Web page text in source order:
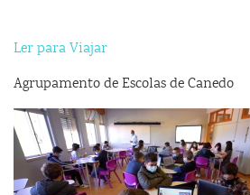
Ler para Viajar
Agrupamento de Escolas de Canedo